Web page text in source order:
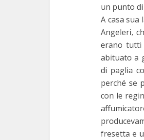
un punto
A casa
Angeleri,
erano tutti
abituato a
di paglia
perché se
con le
fresetta e